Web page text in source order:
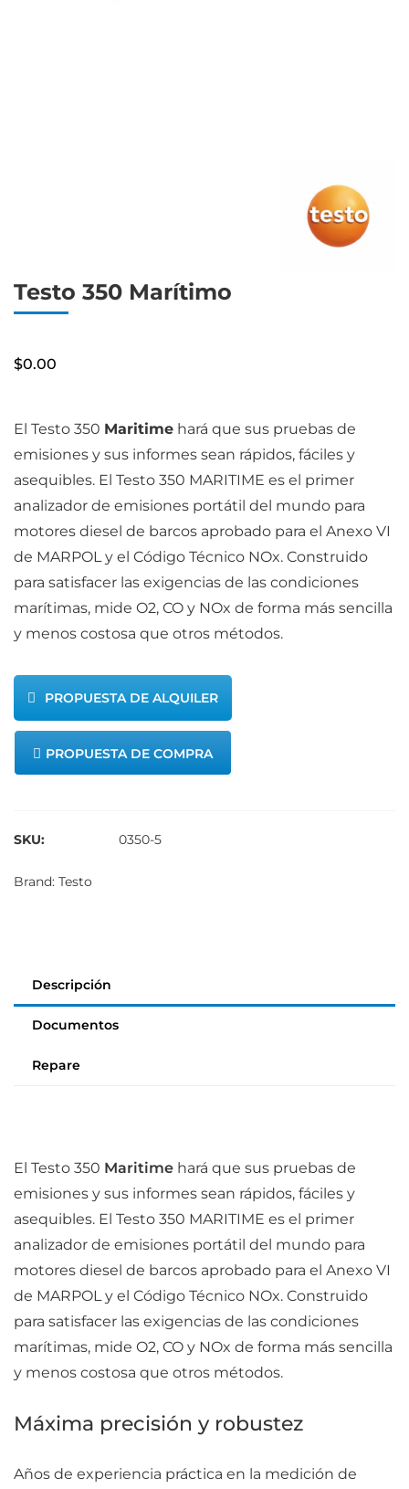
Testo 350 Marítimo
$0.00
El Testo 350 Maritime hará que sus pruebas de
emisiones y sus informes sean rápidos, fáciles y
asequibles. El Testo 350 MARITIME es el primer
analizador de emisiones portátil del mundo para
motores diesel de barcos aprobado para el Anexo VI
de MARPOL y el Código Técnico NOx. Construido
para satisfacer las exigencias de las condiciones
marítimas, mide O2, CO y NOx de forma más sencilla
y menos costosa que otros métodos.
PROPUESTA DE ALQUILER
PROPUESTA DE COMPRA
SKU: 0350-5
Brand: Testo
Descripción
Documentos
Repare
El Testo 350 Maritime hará que sus pruebas de
emisiones y sus informes sean rápidos, fáciles y
asequibles. El Testo 350 MARITIME es el primer
analizador de emisiones portátil del mundo para
motores diesel de barcos aprobado para el Anexo VI
de MARPOL y el Código Técnico NOx. Construido
para satisfacer las exigencias de las condiciones
marítimas, mide O2, CO y NOx de forma más sencilla
y menos costosa que otros métodos.
Máxima precisión y robustez
Años de experiencia práctica en la medición de